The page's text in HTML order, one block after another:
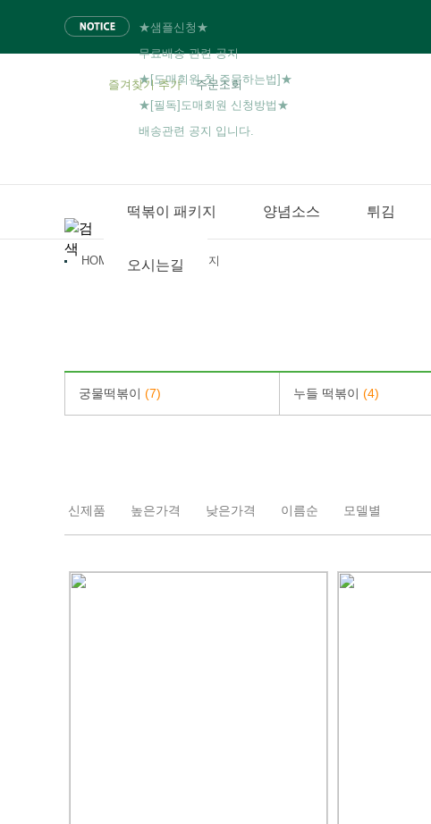
★샘플신청★
무료배송 관련 공지
★[도매회원 첫 주문하는법]★
★[필독]도매회원 신청방법★
배송관련 공지 입니다.
즐겨찾기 추가 주문조회
떡볶이 패키지 양념소스 튀김
오시는길
HOME 떡볶이 패키지
궁물떡볶이 (7) 누들 떡볶이 (4)
신제품 높은가격 낮은가격 이름순 모델별